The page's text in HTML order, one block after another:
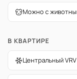
Можно с
В КВАРТИРЕ
Центральный VRV